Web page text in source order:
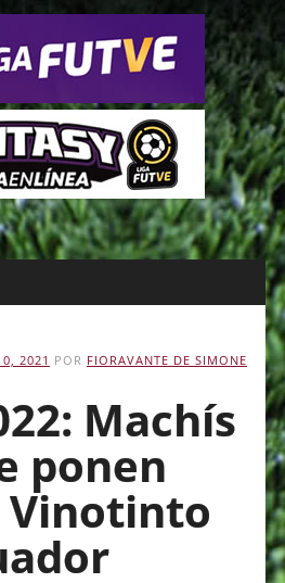
2021 POR FIORAVANTE DE SIMONE
Machís
ponen
Vinotinto